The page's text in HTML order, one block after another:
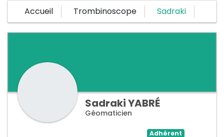
Accueil Trombinoscope Sadraki
SadrakiYABRÉ
Géomaticien
Adhérent